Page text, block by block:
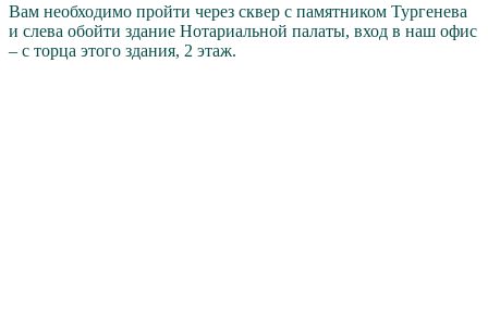
Вам необходимо пройти через cквер с памятником Тургенева
и слева обойти здание Нотариальной палаты, вход в наш офис
– с торца этого здания, 2 этаж.